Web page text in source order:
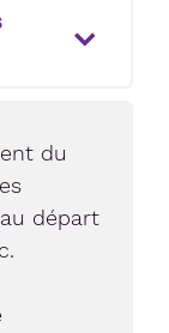
du
départ